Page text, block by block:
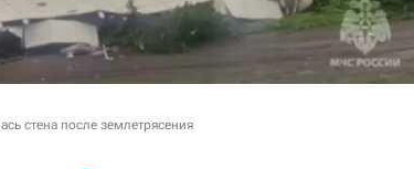
стена после землетрясения